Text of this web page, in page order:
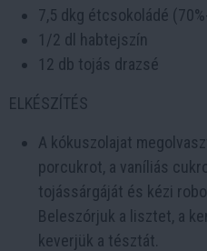
7,5 dkg étcsokoládé
1/2 dl habtejszín
12 db tojás drazsé
ELKÉSZÍTÉS
A kókuszolajat
porcukrot, a vaníliás
tojássárgáját és kézi
Beleszórjuk a lisztet, a
keverjük a tésztát.